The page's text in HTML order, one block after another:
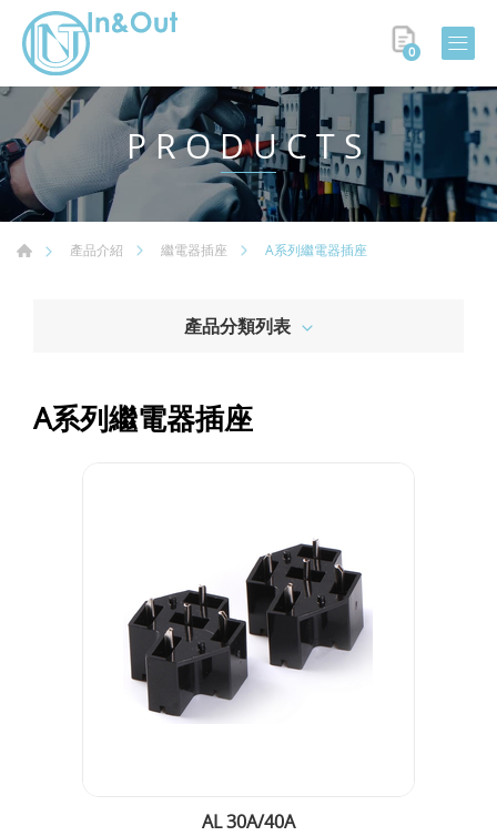
0
PRODUCTS
產品介紹 繼電器插座 A系列繼電器插座
產品分類列表
A系列繼電器插座
AL 30A/40A